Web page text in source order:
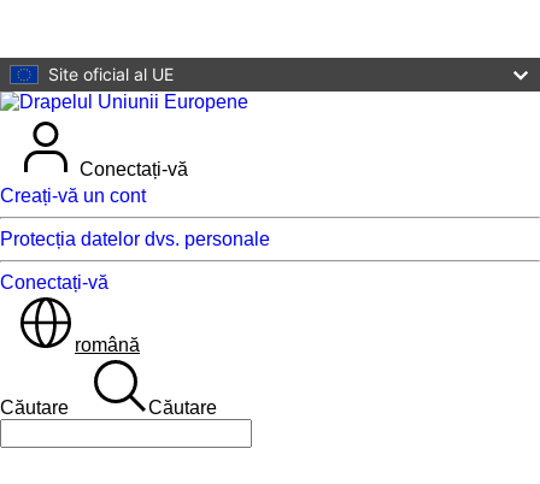
Site oficial al UE
Conectați-vă
Creați-vă un cont
Protecția datelor dvs. personale
Conectați-vă
română
Căutare Căutare